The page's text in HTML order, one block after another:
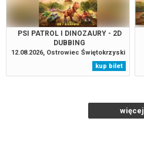
PSI PATROL I DINOZAURY - 2D
DUBBING
12.08.2026, Ostrowiec Świętokrzyski
kup bilet
więcej